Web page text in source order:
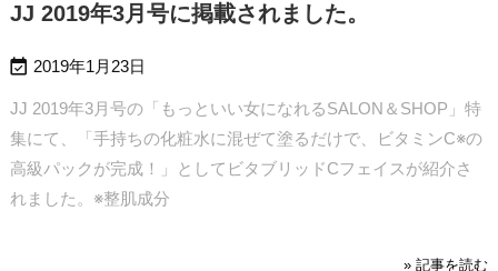
JJ 2019年3月号に掲載されました。
 2019年1月23日
JJ 2019年3月号の「もっといい女になれるSALON＆SHOP」特
集にて、「手持ちの化粧水に混ぜて塗るだけで、ビタミンC※の
高級パックが完成！」としてビタブリッドCフェイスが紹介さ
れました。 ※整肌成分
» 記事を読む